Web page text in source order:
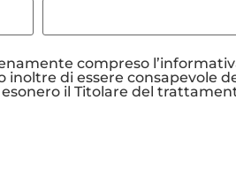
compreso
di essere consapevole
il Titolare del